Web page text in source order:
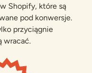
Shopify, które są
pod konwersje.
przyciągnie
wracać.